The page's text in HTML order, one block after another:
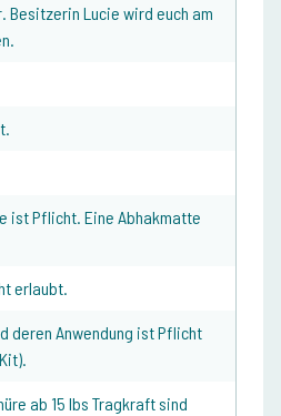
Besitzerin Lucie wird euch am
ist Pflicht. Eine Abhakmatte
erlaubt.
deren Anwendung ist Pflicht
ab 15 lbs Tragkraft sind